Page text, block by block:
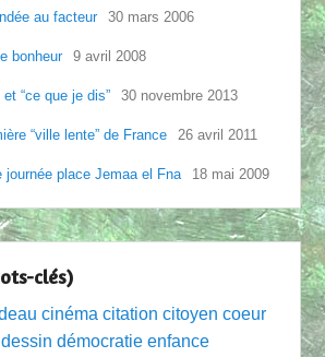
au facteur 30 mars 2006
bonheur 9 avril 2008
“ce que je dis” 30 novembre 2013
“ville lente” de France 26 avril 2011
journée place Jemaa el Fna 18 mai 2009
clés)
cinéma citation citoyen coeur
dessin démocratie enfance